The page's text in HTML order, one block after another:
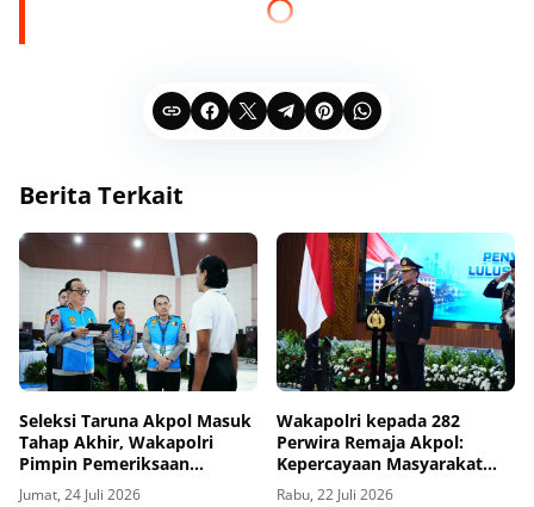
Berita Terkait
Seleksi Taruna Akpol Masuk
Tahap Akhir, Wakapolri
Pimpin Pemeriksaan
Penampilan 404 Catar
Jumat, 24 Juli 2026
Wakapolri kepada 282
Perwira Remaja Akpol:
Kepercayaan Masyarakat
Dibangun dari Integritas
Rabu, 22 Juli 2026